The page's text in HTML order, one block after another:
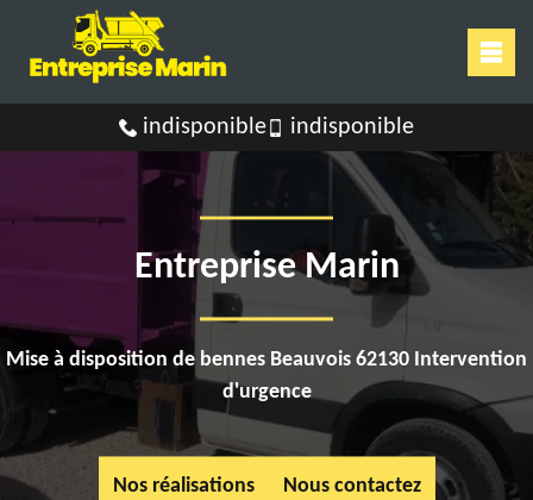
indisponible indisponible
Entreprise Marin
Mise à disposition de bennes Beauvois 62130 Intervention
d'urgence
Nos réalisations Nous contactez